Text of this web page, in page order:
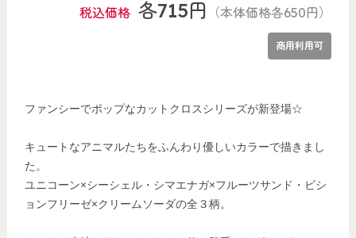
税込価格 各715円 （本体価格各650円）
商用利用可
ファンシーでポップなカットクロスシリーズが新登場☆
キュートなアニマルたちをふんわり優しいカラーで描きまし
た。
ユニコーン×シーシェル・シマエナガ×フルーツサンド・ビシ
ョンフリーゼ×クリームソーダの全３柄。